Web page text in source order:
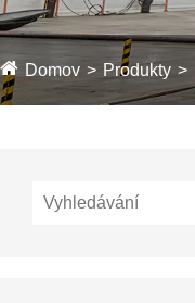
Domov Produkty